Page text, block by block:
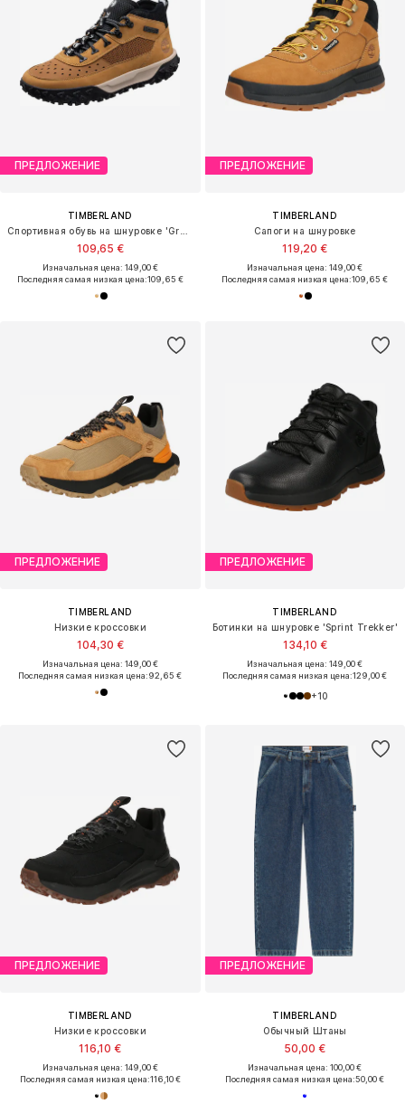
ПРЕДЛОЖЕНИЕ
TIMBERLAND
109,65 €
Изначальная цена: 149,00 €
Последняя самая низкая цена:109,65 €
ПРЕДЛОЖЕНИЕ
TIMBERLAND
Сапоги на шнуровке
119,20 €
Изначальная цена: 149,00 €
Последняя самая низкая цена:109,65 €
ПРЕДЛОЖЕНИЕ
TIMBERLAND
Низкие кроссовки
104,30 €
Изначальная цена: 149,00 €
Последняя самая низкая цена:92,65 €
ПРЕДЛОЖЕНИЕ
TIMBERLAND
Ботинки на шнуровке 'Sprint Trekker'
134,10 €
Изначальная цена: 149,00 €
Последняя самая низкая цена:129,00 €
+10
ПРЕДЛОЖЕНИЕ
TIMBERLAND
Низкие кроссовки
116,10 €
Изначальная цена: 149,00 €
Последняя самая низкая цена:116,10 €
ПРЕДЛОЖЕНИЕ
TIMBERLAND
Обычный Штаны
50,00 €
Изначальная цена: 100,00 €
Последняя самая низкая цена:50,00 €